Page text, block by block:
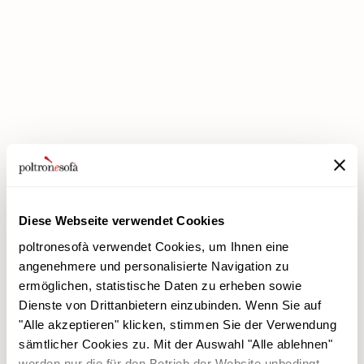
Diese Webseite verwendet Cookies
poltronesofà verwendet Cookies, um Ihnen eine
angenehmere und personalisierte Navigation zu
ermöglichen, statistische Daten zu erheben sowie
Dienste von Drittanbietern einzubinden. Wenn Sie auf
"Alle akzeptieren" klicken, stimmen Sie der Verwendung
sämtlicher Cookies zu. Mit der Auswahl "Alle ablehnen"
poltronesofà
Warum uns wählen
Unsere Filialen
Produkte
Werbeaktionen
Verkleidungen